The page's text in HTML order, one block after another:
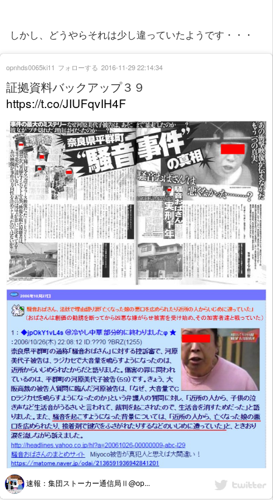
しかし、どうやらそれは少し違っていたようです・・・
証拠資料バックアップ３９
https://t.co/JIUFqvIH4F
速報：集団ストーカー通信局Ⅱ@op...
opnhds0065ki11 フォローする 2016-11-29 22:14:34